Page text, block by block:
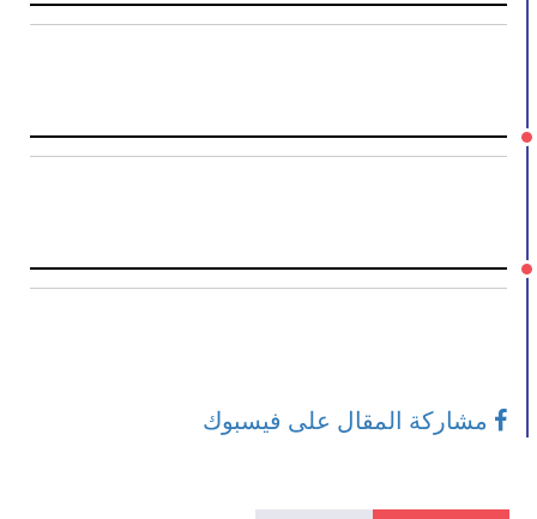
مشاركة المقال على فيسبوك